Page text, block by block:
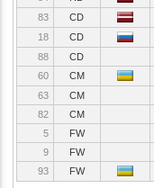
83
CD
18
CD
88
CD
60
CM
63
CM
82
CM
5
FW
9
FW
93
FW